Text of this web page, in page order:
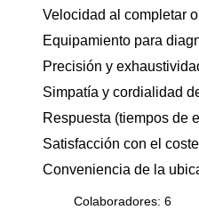
Velocidad al completar
Equipamiento para
Precisión y
Simpatía y cordialidad
Respuesta (tiempos de
Satisfacción con el
Conveniencia de la
Colaboradores: 6